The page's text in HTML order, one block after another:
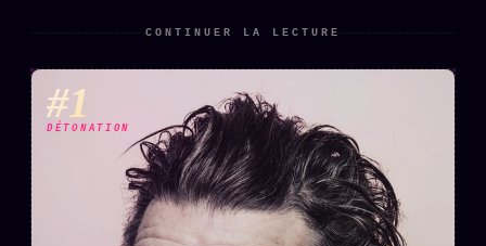
CONTINUER LA LECTURE
#1
DÉTONATION